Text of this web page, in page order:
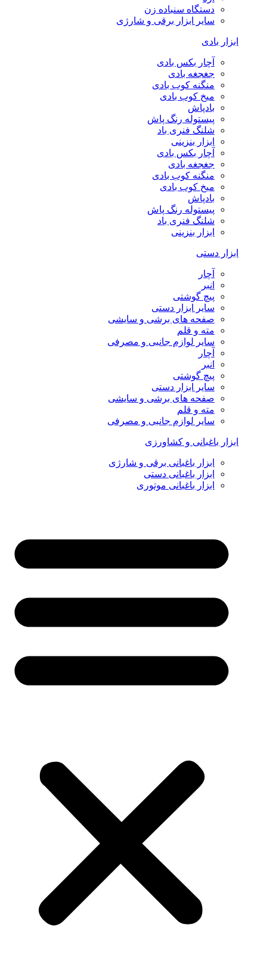
دستگاه سنباده زن
سایر ابزار برقی و شارژی
ابزار بادی
آچار بکس بادی
جغجغه بادی
منگنه کوب بادی
میخ کوب بادی
بادپاش
پیستوله رنگ پاش
شلنگ فنری باد
ابزار بنزینی
آچار بکس بادی
جغجغه بادی
منگنه کوب بادی
میخ کوب بادی
بادپاش
پیستوله رنگ پاش
شلنگ فنری باد
ابزار بنزینی
ابزار دستی
آچار
انبر
پیچ گوشتی
سایر ابزار دستی
صفحه های برشی و سایشی
مته و قلم
سایر لوازم جانبی و مصرفی
آچار
انبر
پیچ گوشتی
سایر ابزار دستی
صفحه های برشی و سایشی
مته و قلم
سایر لوازم جانبی و مصرفی
ابزار باغبانی و کشاورزی
ابزار باغبانی برقی و شارژی
ابزار باغبانی دستی
ابزار باغبانی موتوری